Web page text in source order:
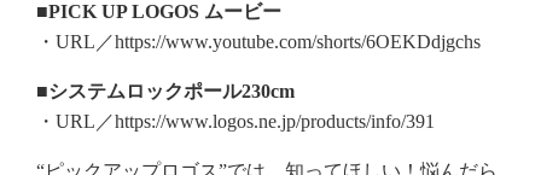
■PICK UP LOGOS ムービー
・URL／https://www.youtube.com/shorts/6OEKDdjgchs
■システムロックポール230cm
・URL／https://www.logos.ne.jp/products/info/391
“ピックアップロゴス”では、知ってほしい！悩んだら